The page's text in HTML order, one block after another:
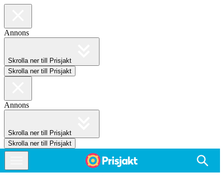
Annons
Skrolla ner till Prisjakt
Skrolla ner till Prisjakt
Annons
Skrolla ner till Prisjakt
Skrolla ner till Prisjakt